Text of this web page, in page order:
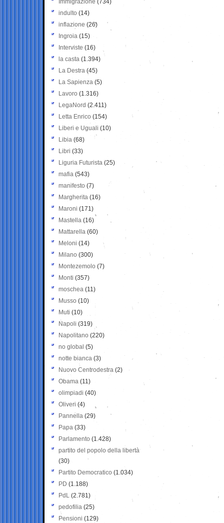
Immigrazione (734)
indulto (14)
inflazione (26)
Ingroia (15)
Interviste (16)
la casta (1.394)
La Destra (45)
La Sapienza (5)
Lavoro (1.316)
LegaNord (2.411)
Letta Enrico (154)
Liberi e Uguali (10)
Libia (68)
Libri (33)
Liguria Futurista (25)
mafia (543)
manifesto (7)
Margherita (16)
Maroni (171)
Mastella (16)
Mattarella (60)
Meloni (14)
Milano (300)
Montezemolo (7)
Monti (357)
moschea (11)
Musso (10)
Muti (10)
Napoli (319)
Napolitano (220)
no global (5)
notte bianca (3)
Nuovo Centrodestra (2)
Obama (11)
olimpiadi (40)
Oliveri (4)
Pannella (29)
Papa (33)
Parlamento (1.428)
partito del popolo della libertà
(30)
Partito Democratico (1.034)
PD (1.188)
PdL (2.781)
pedofilia (25)
Pensioni (129)